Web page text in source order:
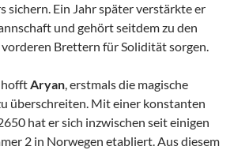
sichern. Ein Jahr später verstärkte er
und gehört seitdem zu den
Brettern für Solidität sorgen.
hofftAryan, erstmals die magische
überschreiten. Mit einer konstanten
hat er sich inzwischen seit einigen
2 in Norwegen etabliert. Aus diesem